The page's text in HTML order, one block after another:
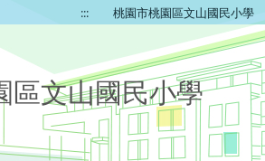
::: 桃園市桃園區文山國民小學
區文山國民小學